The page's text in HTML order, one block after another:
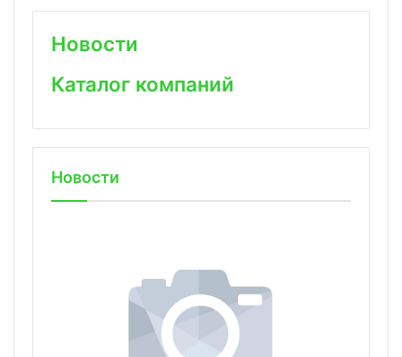
Новости
Каталог компаний
Новости